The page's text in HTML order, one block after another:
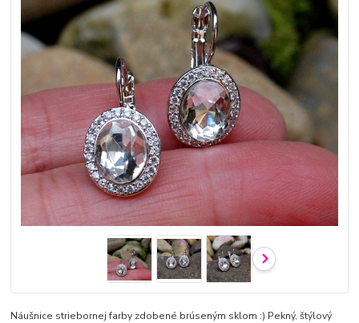
Náušnice striebornej farby zdobené brúseným sklom :) Pekný, štýlový